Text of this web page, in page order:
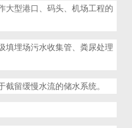
型港口、码头、机场工程的
埋场污水收集管、粪尿处理
留缓慢水流的储水系统。